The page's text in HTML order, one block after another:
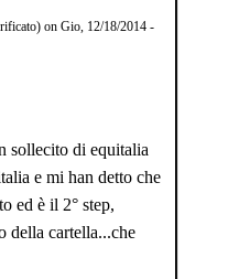
on Gio, 12/18/2014 -
sollecito di equitalia
e mi han detto che
ed è il 2° step,
della cartella...che